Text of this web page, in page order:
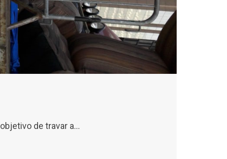
de travar a…